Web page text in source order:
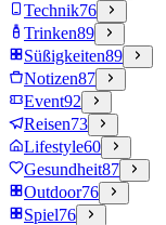
Technik76
Trinken89
Süßigkeiten89
Notizen87
Event92
Reisen73
Lifestyle60
Gesundheit87
Outdoor76
Spiel76